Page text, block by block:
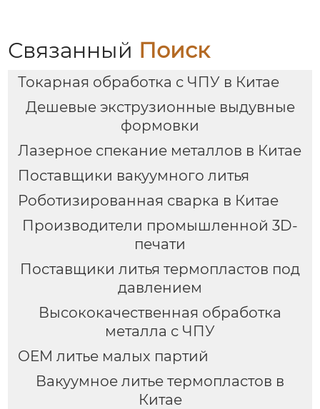
Связанный Поиск
Токарная обработка с ЧПУ в Китае
Дешевые экструзионные выдувные
формовки
Лазерное спекание металлов в Китае
Поставщики вакуумного литья
Роботизированная сварка в Китае
Производители промышленной 3D-
печати
Поставщики литья термопластов под
давлением
Высококачественная обработка
металла с ЧПУ
OEM литье малых партий
Вакуумное литье термопластов в
Китае